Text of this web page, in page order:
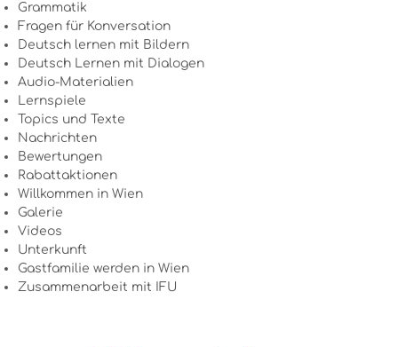
Grammatik
Fragen für Konversation
Deutsch lernen mit Bildern
Deutsch Lernen mit Dialogen
Audio-Materialien
Lernspiele
Topics und Texte
Nachrichten
Bewertungen
Rabattaktionen
Willkommen in Wien
Galerie
Videos
Unterkunft
Gastfamilie werden in Wien
Zusammenarbeit mit IFU